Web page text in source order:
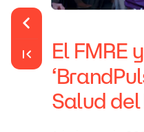
El FMRE y
Salud del